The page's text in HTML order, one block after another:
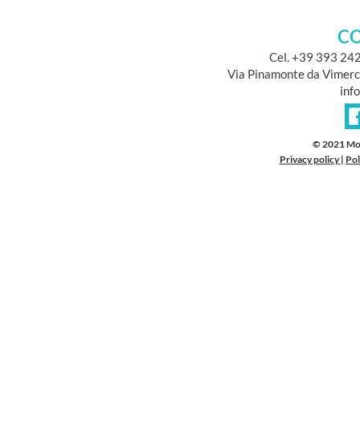
Cel. +39 393
Via Pinamonte da
© 2021
Privacy policy |